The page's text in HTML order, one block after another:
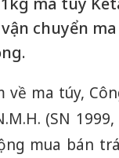
chuyển
ma túy,
(SN
mua bán